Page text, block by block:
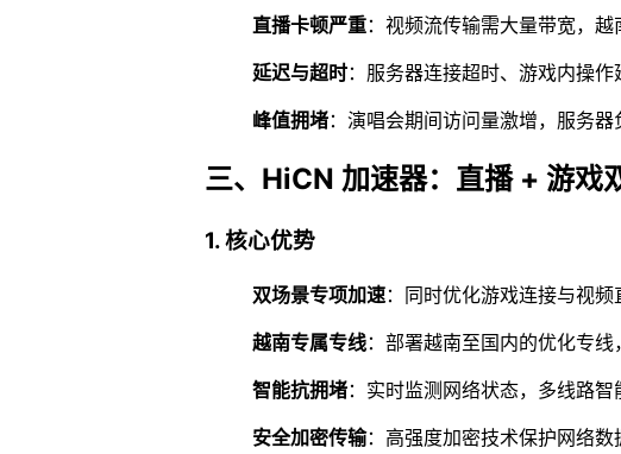
直播卡顿严重：视频流传输需大量带宽，
延迟与超时：服务器连接超时、游戏内操
峰值拥堵：演唱会期间访问量激增，服务器
三、HiCN 加速器：直播 + 游戏
1. 核心优势
双场景专项加速：同时优化游戏连接与视
越南专属专线：部署越南至国内的优化专
智能抗拥堵：实时监测网络状态，多线路
安全加密传输：高强度加密技术保护网络数